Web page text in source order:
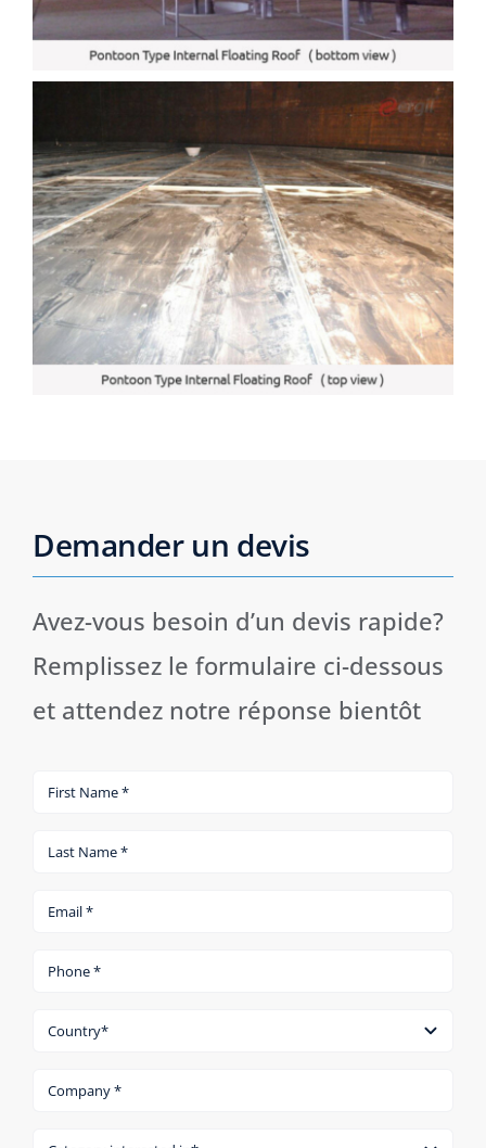
Demander un devis
Avez-vous besoin d’un devis rapide?
Remplissez le formulaire ci-dessous
et attendez notre réponse bientôt